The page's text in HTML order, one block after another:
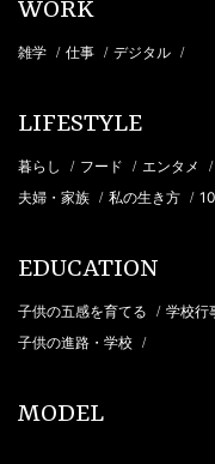
WORK
雑学 / 仕事 / デジタル /
LIFESTYLE
暮らし / フード / エンタメ /
夫婦・家族 / 私の生き方 /
EDUCATION
子供の五感を育てる / 学校行
子供の進路・学校 /
MODEL